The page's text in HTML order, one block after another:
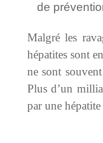
de
Malgré les
hépatites sont
ne sont
Plus d’un
par une